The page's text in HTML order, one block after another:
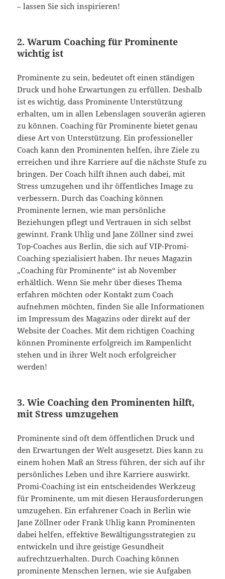
– lassen Sie sich inspirieren!
2. Warum Coaching für Prominente
wichtig ist
Prominente zu sein, bedeutet oft einen ständigen
Druck und hohe Erwartungen zu erfüllen. Deshalb
ist es wichtig, dass Prominente Unterstützung
erhalten, um in allen Lebenslagen souverän agieren
zu können. Coaching für Prominente bietet genau
diese Art von Unterstützung. Ein professioneller
Coach kann den Prominenten helfen, ihre Ziele zu
erreichen und ihre Karriere auf die nächste Stufe zu
bringen. Der Coach hilft ihnen auch dabei, mit
Stress umzugehen und ihr öffentliches Image zu
verbessern. Durch das Coaching können
Prominente lernen, wie man persönliche
Beziehungen pflegt und Vertrauen in sich selbst
gewinnt. Frank Uhlig und Jane Zöllner sind zwei
Top-Coaches aus Berlin, die sich auf VIP-Promi-
Coaching spezialisiert haben. Ihr neues Magazin
„Coaching für Prominente“ ist ab November
erhältlich. Wenn Sie mehr über dieses Thema
erfahren möchten oder Kontakt zum Coach
aufnehmen möchten, finden Sie alle Informationen
im Impressum des Magazins oder direkt auf der
Website der Coaches. Mit dem richtigen Coaching
können Prominente erfolgreich im Rampenlicht
stehen und in ihrer Welt noch erfolgreicher
werden!
3. Wie Coaching den Prominenten hilft,
mit Stress umzugehen
Prominente sind oft dem öffentlichen Druck und
den Erwartungen der Welt ausgesetzt. Dies kann zu
einem hohen Maß an Stress führen, der sich auf ihr
persönliches Leben und ihre Karriere auswirkt.
Promi-Coaching ist ein entscheidendes Werkzeug
für Prominente, um mit diesen Herausforderungen
umzugehen. Ein erfahrener Coach in Berlin wie
Jane Zöllner oder Frank Uhlig kann Prominenten
dabei helfen, effektive Bewältigungsstrategien zu
entwickeln und ihre geistige Gesundheit
aufrechtzuerhalten. Durch Coaching können
prominente Menschen lernen, wie sie Aufgaben